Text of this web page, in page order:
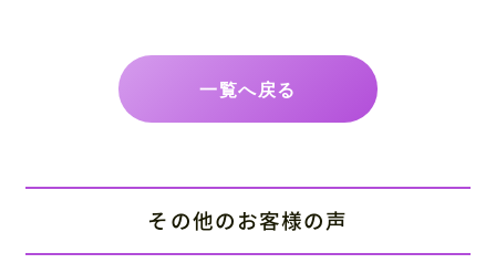
一覧へ戻る
その他のお客様の声